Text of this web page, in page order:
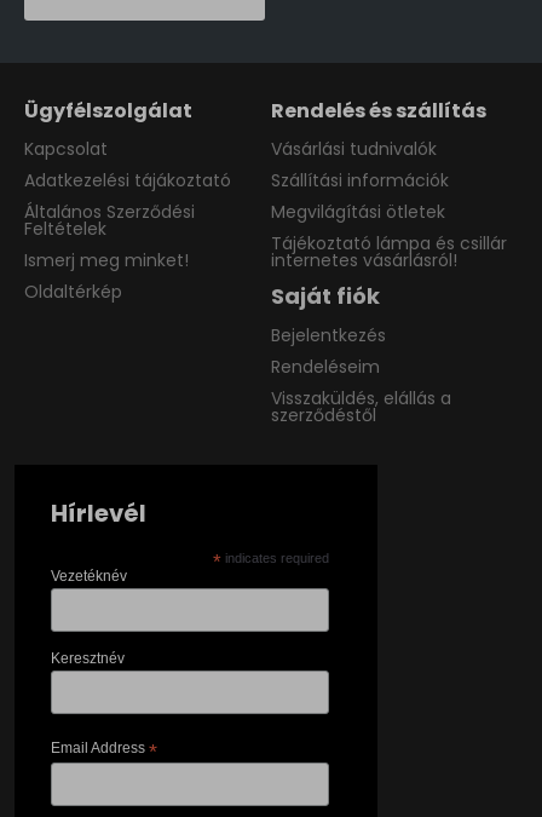
Ügyfélszolgálat
Kapcsolat
Adatkezelési tájákoztató
Általános Szerződési
Feltételek
Ismerj meg minket!
Oldaltérkép
Rendelés és szállítás
Vásárlási tudnivalók
Szállítási információk
Megvilágítási ötletek
Tájékoztató lámpa és csillár
internetes vásárlásról!
Saját fiók
Bejelentkezés
Rendeléseim
Visszaküldés, elállás a
szerződéstől
Hírlevél
* indicates required
Vezetéknév
Keresztnév
Email Address *